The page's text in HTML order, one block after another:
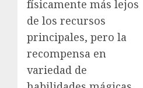
físicamente más lejos
de los recursos
principales, pero la
recompensa en
variedad de